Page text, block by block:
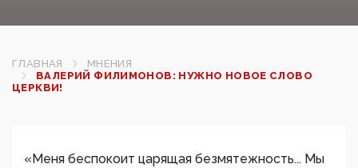
ГЛАВНАЯ
МНЕНИЯ
ВАЛЕРИЙ ФИЛИМОНОВ: НУЖНО НОВОЕ СЛОВО
ЦЕРКВИ!
«Меня беспокоит царящая безмятежность... Мы